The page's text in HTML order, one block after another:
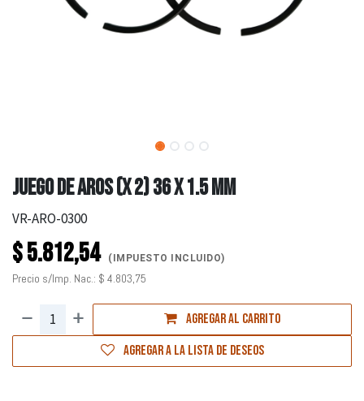
JUEGO DE AROS (X 2) 36 X 1.5 MM
VR-ARO-0300
$5.812,54 (IMPUESTO INCLUIDO)
Precio s/Imp. Nac.: $ 4.803,75
Agregar al carrito
Agregar a la lista de deseos